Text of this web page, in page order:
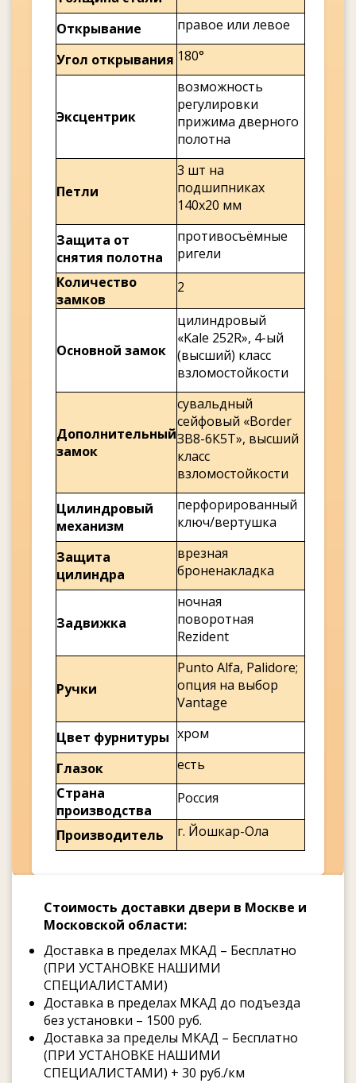
Открывание
правое или левое
Угол открывания 180°
Эксцентрик
возможность
регулировки
прижима дверного
полотна
Петли
3 шт на
подшипниках
140х20 мм
Защита от
снятия полотна
противосъёмные
ригели
Количество
замков
2
Основной замок
цилиндровый
«Kale 252R», 4-ый
(высший) класс
взломостойкости
Дополнительный
замок
сувальдный
сейфовый «Border
ЗВ8-6К5Т», высший
класс
взломостойкости
Цилиндровый
механизм
перфорированный
ключ/вертушка
Защита
цилиндра
врезная
броненакладка
Задвижка
ночная
поворотная
Rezident
Ручки
Punto Alfa, Palidore;
опция на выбор
Vantage
Цвет фурнитуры хром
Глазок
есть
Страна
производства
Россия
Производитель г. Йошкар-Ола
Стоимость доставки двери в Москве и
Московской области:
Доставка в пределах МКАД – Бесплатно
(ПРИ УСТАНОВКЕ НАШИМИ
СПЕЦИАЛИСТАМИ)
Доставка в пределах МКАД до подъезда
без установки – 1500 руб.
Доставка за пределы МКАД – Бесплатно
(ПРИ УСТАНОВКЕ НАШИМИ
СПЕЦИАЛИСТАМИ) + 30 руб./км